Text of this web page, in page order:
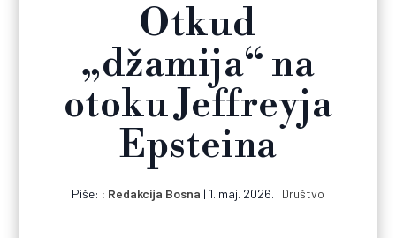
Otkud
„džamija“ na
otoku Jeffreyja
Epsteina
Piše: Redakcija Bosna | 1. maj. 2026. | Društvo